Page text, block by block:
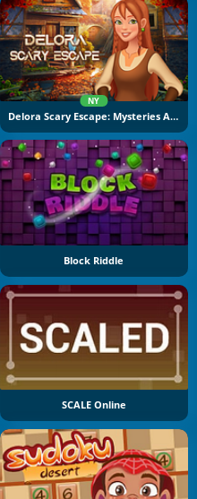
NY
Delora Scary Escape: Mysteries Adventure
Block Riddle
SCALE Online